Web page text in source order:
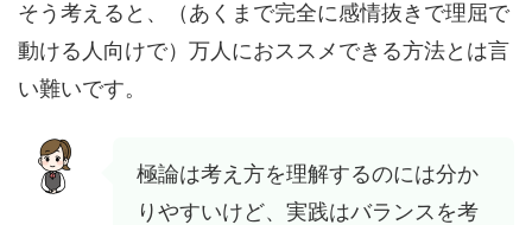
そう考えると、（あくまで完全に感情抜きで理屈で
動ける人向けで）万人におススメできる方法とは言
い難いです。
極論は考え方を理解するのには分か
りやすいけど、実践はバランスを考